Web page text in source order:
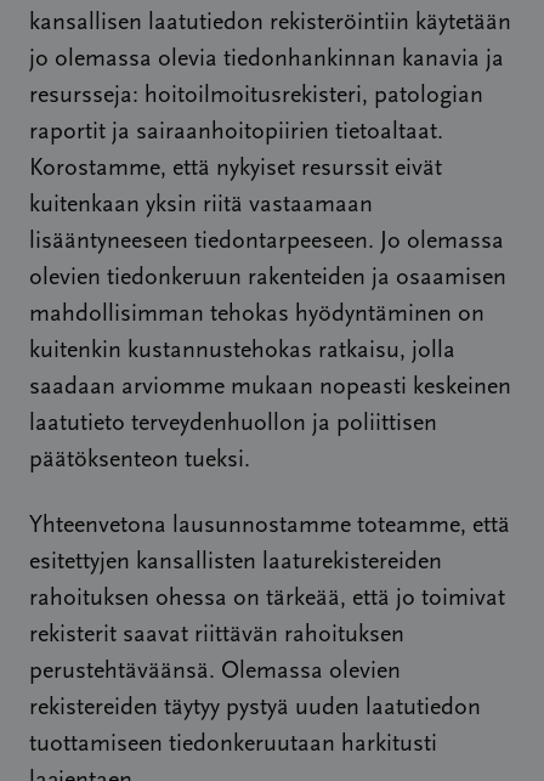
kansallisen laatutiedon rekisteröintiin käytetään
jo olemassa olevia tiedonhankinnan kanavia ja
resursseja: hoitoilmoitusrekisteri, patologian
raportit ja sairaanhoitopiirien tietoaltaat.
Korostamme, että nykyiset resurssit eivät
kuitenkaan yksin riitä vastaamaan
lisääntyneeseen tiedontarpeeseen. Jo olemassa
olevien tiedonkeruun rakenteiden ja osaamisen
mahdollisimman tehokas hyödyntäminen on
kuitenkin kustannustehokas ratkaisu, jolla
saadaan arviomme mukaan nopeasti keskeinen
laatutieto terveydenhuollon ja poliittisen
päätöksenteon tueksi.
Yhteenvetona lausunnostamme toteamme, että
esitettyjen kansallisten laaturekistereiden
rahoituksen ohessa on tärkeää, että jo toimivat
rekisterit saavat riittävän rahoituksen
perustehtäväänsä. Olemassa olevien
rekistereiden täytyy pystyä uuden laatutiedon
tuottamiseen tiedonkeruutaan harkitusti